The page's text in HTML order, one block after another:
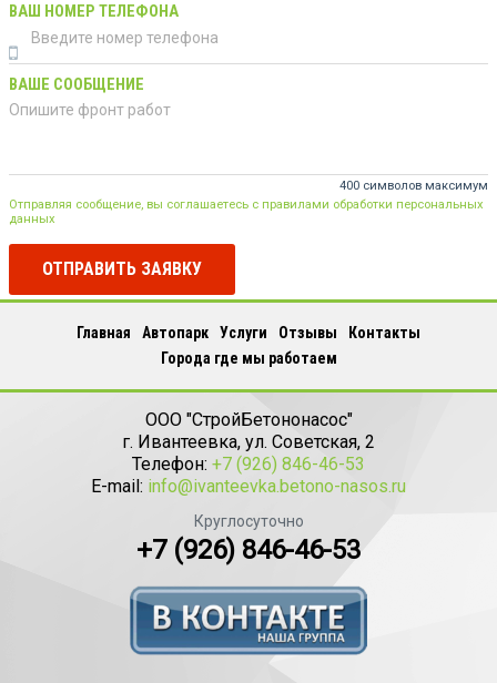
ВАШ НОМЕР ТЕЛЕФОНА
ВАШЕ СООБЩЕНИЕ
400 символов максимум
Отправляя сообщение, вы соглашаетесь с правилами обработки персональных
данных
ОТПРАВИТЬ ЗАЯВКУ
Главная Автопарк Услуги Отзывы
Контакты
Города где мы работаем
ООО "СтройБетононасос"
г. Ивантеевка, ул. Советская, 2
Телефон: +7 (926) 846-46-53
E-mail: info@ivanteevka.betono-nasos.ru
Круглосуточно
+7 (926) 846-46-53